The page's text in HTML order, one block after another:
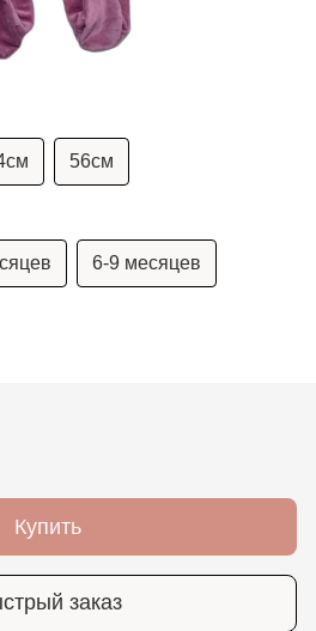
56см
6-9 месяцев
Купить
заказ